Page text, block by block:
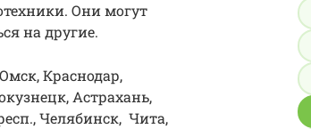
Они могут
на другие.
Краснодар,
Астрахань,
Челябинск, Чита,